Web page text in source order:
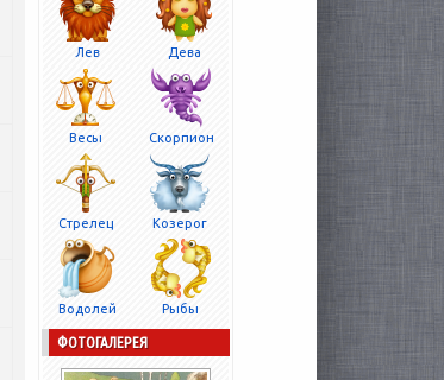
Лев Дева
Весы Скорпион
Стрелец Козерог
Водолей Рыбы
ФОТОГАЛЕРЕЯ